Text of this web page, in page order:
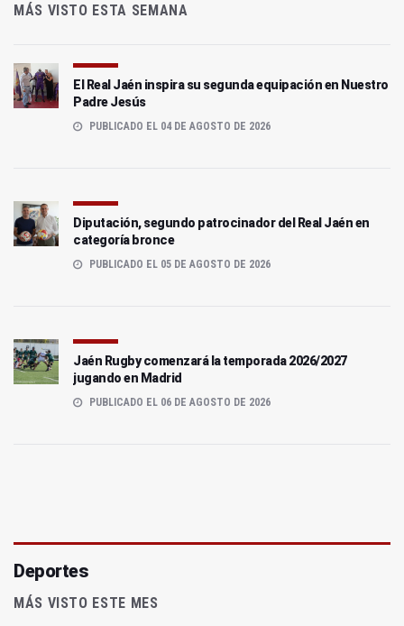
MÁS VISTO ESTA SEMANA
El Real Jaén inspira su segunda equipación en Nuestro
Padre Jesús
PUBLICADO EL 04 DE AGOSTO DE 2026
Diputación, segundo patrocinador del Real Jaén en
categoría bronce
PUBLICADO EL 05 DE AGOSTO DE 2026
Jaén Rugby comenzará la temporada 2026/2027
jugando en Madrid
PUBLICADO EL 06 DE AGOSTO DE 2026
Deportes
MÁS VISTO ESTE MES